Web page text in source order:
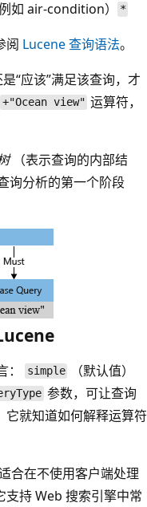
如 air-condition） *
阅 Lucene 查询语法。
“应该”满足该查询，才
+"Ocean view" 运算符，
（表示查询的内部结
询分析的第一个阶段
： simple
（默认值）
参数，可让查询
它就知道如何解释运算符
合在不使用客户端处理
支持 Web 搜索引擎中常